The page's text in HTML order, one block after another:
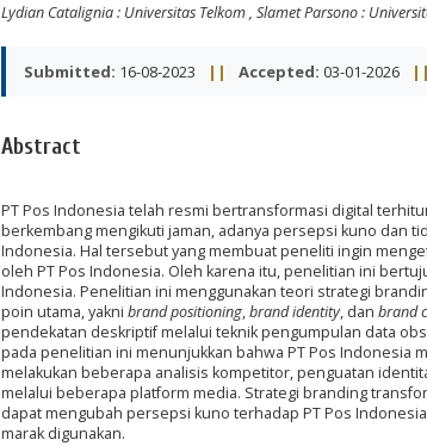
Lydian Catalignia: Universitas Telkom, Slamet Parsono:
Submitted: 16-08-2023 || Accepted: 03-01-2026 ||
Abstract
PT Pos Indonesia telah resmi bertransformasi digital
berkembang mengikuti jaman, adanya persepsi kuno dan
Indonesia. Hal tersebut yang membuat peneliti ingin
oleh PT Pos Indonesia. Oleh karena itu, penelitian ini
Indonesia. Penelitian ini menggunakan teori strategi
poin utama, yakni brand positioning,brand identity, dan brand
pendekatan deskriptif melalui teknik pengumpulan data
pada penelitian ini menunjukkan bahwa PT Pos
melakukan beberapa analisis kompetitor, penguatan
melalui beberapa platform media. Strategi branding
dapat mengubah persepsi kuno terhadap PT Pos
marak digunakan.